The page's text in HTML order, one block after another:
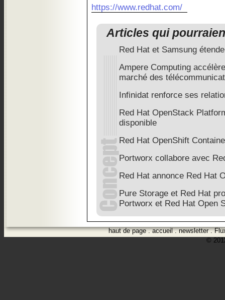
https://www.redhat.com/
Articles qui
Red Hat et Samsung
Ampere Computing
marché des
Infinidat renforce ses
Red Hat OpenStack
disponible
Red Hat OpenShift
Portworx collabore avec
Red Hat annonce Red Hat
Pure Storage et Red Hat
Portworx et Red Hat Open
haut de page.accueil.newsletter.
©